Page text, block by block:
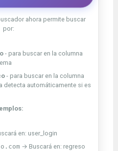
ahora permite buscar
por:
- para buscar en la columna
- para buscar en la columna
detecta automáticamente si es
en: user_login
→ Buscará en: regreso